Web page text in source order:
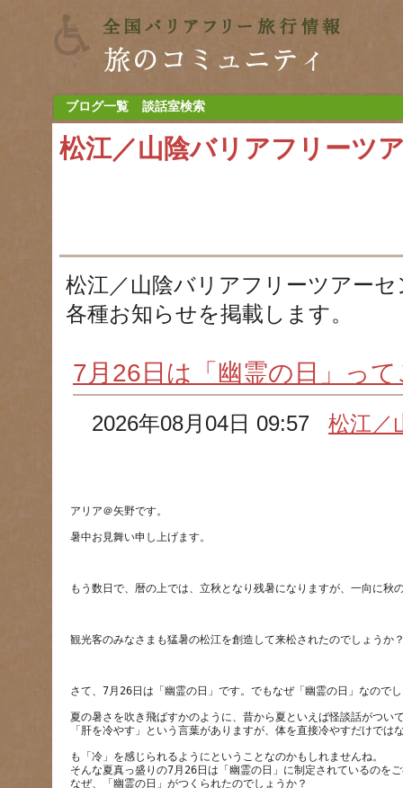
ブログ一覧 談話室検索
松江／山陰バリアフリーツ
松江／山陰バリアフリーツアー
各種お知らせを掲載します。
7月26日は「幽霊の日」っ
2026年08月04日 09:57松江／
夏の暑さを吹き飛ばすかのように、昔から夏といえば怪談話がつい
も「冷」を感じられるようにということなのかもしれませんね。
そんな夏真っ盛りの7月26日は「幽霊の日」に制定されているのを